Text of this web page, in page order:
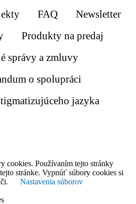
FAQ
Newsletter
Produkty na predaj
správy a zmluvy
o spolupráci
jazyka
cookies. Používaním tejto stránky
stránke. Vypnúť súbory cookies si
Nastavenia súborov